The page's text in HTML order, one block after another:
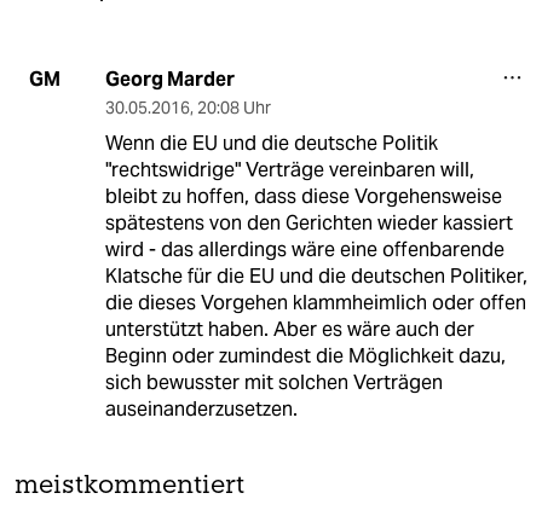
GM Georg Marder
30.05.2016, 20:08 Uhr
Wenn die EU und die deutsche Politik
"rechtswidrige" Verträge vereinbaren will,
bleibt zu hoffen, dass diese Vorgehensweise
spätestens von den Gerichten wieder kassiert
wird - das allerdings wäre eine offenbarende
Klatsche für die EU und die deutschen Politiker,
die dieses Vorgehen klammheimlich oder offen
unterstützt haben. Aber es wäre auch der
Beginn oder zumindest die Möglichkeit dazu,
sich bewusster mit solchen Verträgen
auseinanderzusetzen.
meistkommentiert